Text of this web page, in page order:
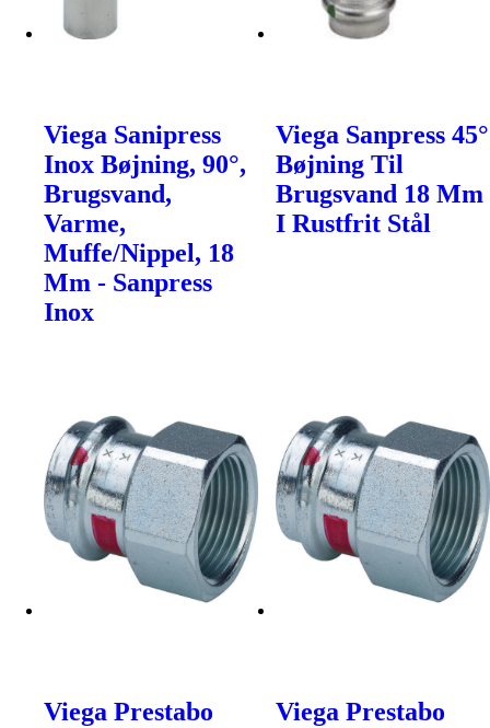
Viega Sanipress
Inox Bøjning, 90°,
Brugsvand,
Varme,
Muffe/Nippel, 18
Mm - Sanpress
Inox
Viega Sanpress 45°
Bøjning Til
Brugsvand 18 Mm
I Rustfrit Stål
Viega Prestabo
Viega Prestabo